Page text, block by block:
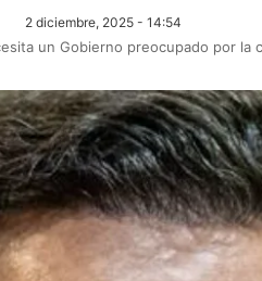
2 diciembre, 2025 - 14:54
un Gobierno preocupado por